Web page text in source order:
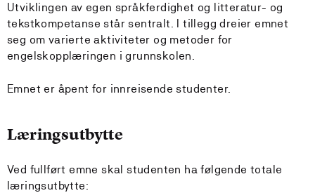
Utviklingen av egen språkferdighet og litteratur- og
tekstkompetanse står sentralt. I tillegg dreier emnet
seg om varierte aktiviteter og metoder for
engelskopplæringen i grunnskolen.
Emnet er åpent for innreisende studenter.
Læringsutbytte
Ved fullført emne skal studenten ha følgende totale
læringsutbytte: